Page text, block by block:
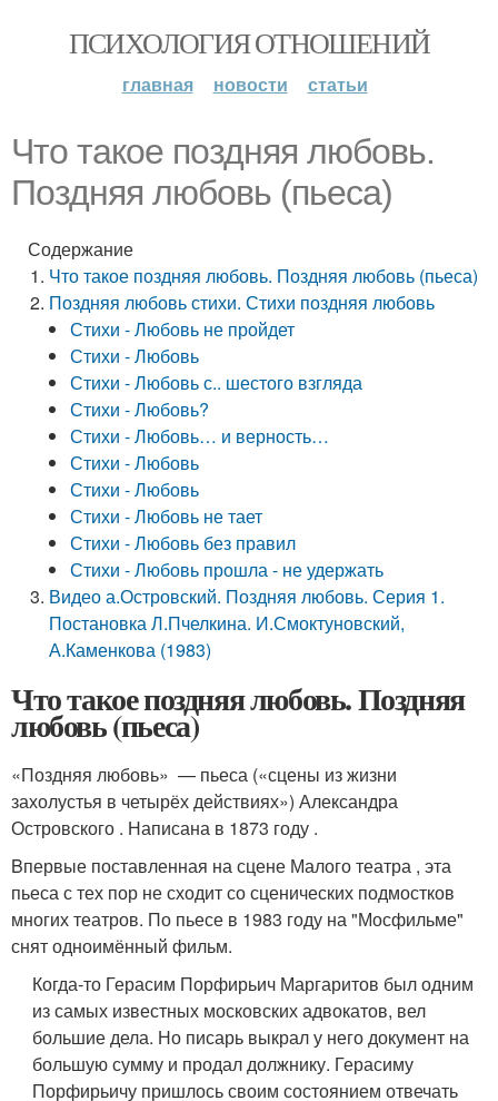
ПСИХОЛОГИЯ ОТНОШЕНИЙ
главная новости статьи
Что такое поздняя любовь.
Поздняя любовь (пьеса)
Содержание
Что такое поздняя любовь. Поздняя любовь (пьеса)
Поздняя любовь стихи. Стихи поздняя любовь
Стихи - Любовь не пройдет
Стихи - Любовь
Стихи - Любовь с.. шестого взгляда
Стихи - Любовь?
Стихи - Любовь… и верность…
Стихи - Любовь
Стихи - Любовь
Стихи - Любовь не тает
Стихи - Любовь без правил
Стихи - Любовь прошла - не удержать
Видео а.Островский. Поздняя любовь. Серия 1.
Постановка Л.Пчелкина. И.Смоктуновский,
А.Каменкова (1983)
Что такое поздняя любовь. Поздняя
любовь (пьеса)
«Поздняя любовь» — пьеса («сцены из жизни
захолустья в четырёх действиях») Александра
Островского . Написана в 1873 году .
Bпервые поставленная на сцене Малого театра , эта
пьеса с тех пор не сходит со сценических подмостков
многих театров. По пьесе в 1983 году на "Мосфильме"
снят одноимённый фильм.
Когда-то Герасим Порфирьич Маргаритов был одним
из самых известных московских адвокатов, вел
большие дела. Но писарь выкрал у него документ на
большую сумму и продал должнику. Герасиму
Порфирьичу пришлось своим состоянием отвечать